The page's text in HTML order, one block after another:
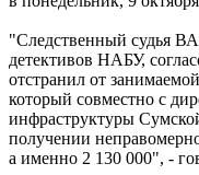
"Следственный судья
детективов НАБУ,
отстранил от
который совместно с
инфраструктуры
получении
а именно 2 130 000", -